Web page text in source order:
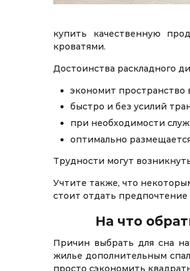
купить качественную
кроватями.
Достоинства раскладного
экономит пространство
быстро и без усилий
при необходимости
оптимально
Трудности могут
Учтите также, что
стоит отдать
На что
Причин выбрать для сна
жилье дополнительным
просто сэкономить